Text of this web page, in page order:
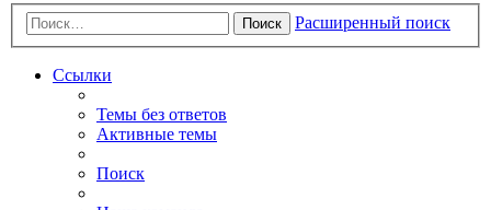
Поиск Расширенный поиск
Ссылки
Темы без ответов
Активные темы
Поиск